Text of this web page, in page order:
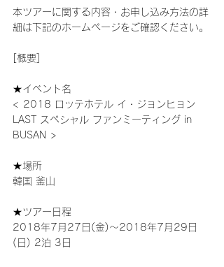
本ツアーに関する内容・お申し込み方法の詳
細は下記のホームページをご確認ください。
[概要]
★イベント名
< 2018 ロッテホテル イ・ジョンヒョン
LAST スペシャル ファンミーティング in
BUSAN >
★場所
韓国 釜山
★ツアー日程
2018年7月27日(金)～2018年7月29日
(日) 2泊 3日